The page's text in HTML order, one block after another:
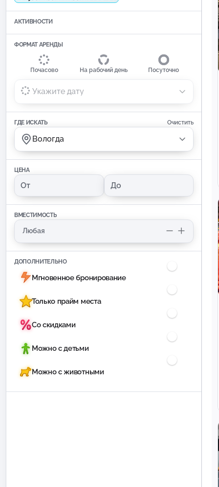
АКТИВНОСТИ
ФОРМАТ АРЕНДЫ
Почасово На рабочий день Посуточно
Укажите дату
ГДЕ ИСКАТЬ Очистить
Вологда
ЦЕНА
ВМЕСТИМОСТЬ
ДОПОЛНИТЕЛЬНО
Мгновенное бронирование
Только прайм места
Со скидками
Можно с детьми
Можно с животными